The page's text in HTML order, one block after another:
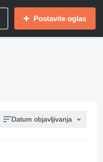
Postavite oglas
Datum objavljivanja